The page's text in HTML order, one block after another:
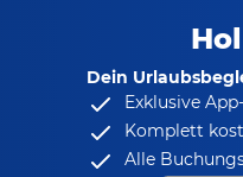
Dein
Exklusive
Komplett
Alle